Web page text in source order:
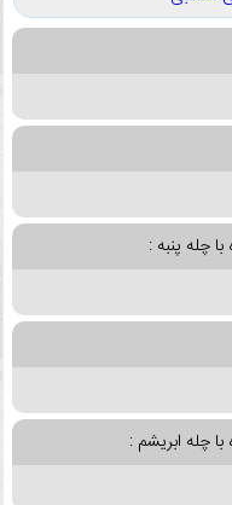
چله پنبه :
چله ابریشم :